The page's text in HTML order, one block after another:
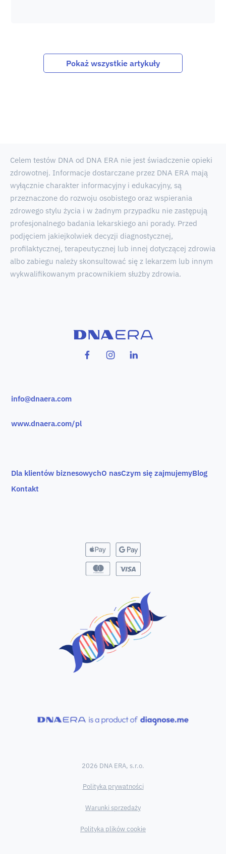
Pokaż wszystkie artykuły
Celem testów DNA od DNA ERA nie jest świadczenie opieki
zdrowotnej. Informacje dostarczane przez DNA ERA mają
wyłącznie charakter informacyjny i edukacyjny, są
przeznaczone do rozwoju osobistego oraz wspierania
zdrowego stylu życia i w żadnym przypadku nie zastępują
profesjonalnego badania lekarskiego ani porady. Przed
podjęciem jakiejkolwiek decyzji diagnostycznej,
profilaktycznej, terapeutycznej lub innej dotyczącej zdrowia
albo zabiegu należy skonsultować się z lekarzem lub innym
wykwalifikowanym pracownikiem służby zdrowia.
info@dnaera.com
www.dnaera.com/pl
Dla klientów biznesowychO nasCzym się zajmujemyBlog
Kontakt
2026 DNA ERA, s.r.o.
Polityka prywatności
Warunki sprzedaży
Polityka plików cookie